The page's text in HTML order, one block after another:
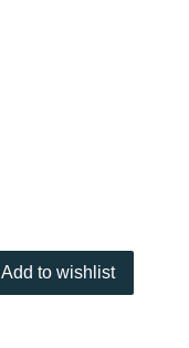
Add to wishlist